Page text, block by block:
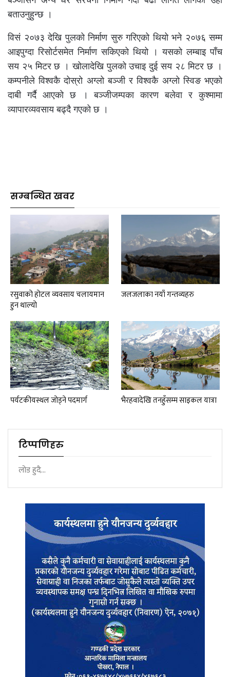
बताउनुहुन्छ ।
विसं २०७३ देखि पुलको निर्माण सुरु गरिएको थियो भने २०७६ सम्म
आइपुग्दा रिसोर्टसमेत निर्माण सकिएको थियो । यसको लम्बाइ पाँच
सय २५ मिटर छ । खोलादेखि पुलको उचाइ दुई सय २८ मिटर छ ।
कम्पनीले विश्वकै दोस्रो अग्लो बञ्जी र विश्वकै अग्लो स्विङ भएको
दाबी गर्दै आएको छ । बञ्जीजम्पका कारण बलेवा र कुश्मामा
व्यापारव्यवसाय बढ्दै गएको छ ।
सम्बन्धित खवर
रसुवाको होटल व्यवसाय चलायमान
हुन थाल्यो
जलजलाका नयाँ गन्तव्यहरु
पर्यटकीयस्थल जोड्ने पदमार्ग भैरहवादेखि तनहुँसम्म साइकल यात्रा
टिप्पणिहरु
लोड हुदै...